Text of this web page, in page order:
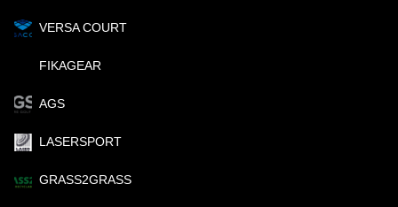
VERSA COURT
FIKAGEAR
AGS
LASERSPORT
GRASS2GRASS